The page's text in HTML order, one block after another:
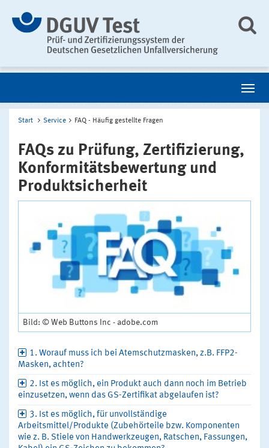
Start Service FAQ - Häufig gestellte Fragen
FAQs zu Prüfung, Zertifizierung,
Konformitätsbewertung und
Produktsicherheit
Bild: © Web Buttons Inc - adobe.com
1. Worauf muss ich bei Atemschutzmasken, z.B. FFP2-
Masken, achten?
2. Ist es möglich, ein Produkt auch dann noch im Betrieb
einzusetzen, wenn das GS-Zertifikat abgelaufen ist?
3. Ist es möglich, für unvollständige
Arbeitsmittel/Produkte (Zubehörteile bzw. Komponenten
wie z. B. Stiele von Handwerkzeugen, Ratschen, Fassungen,